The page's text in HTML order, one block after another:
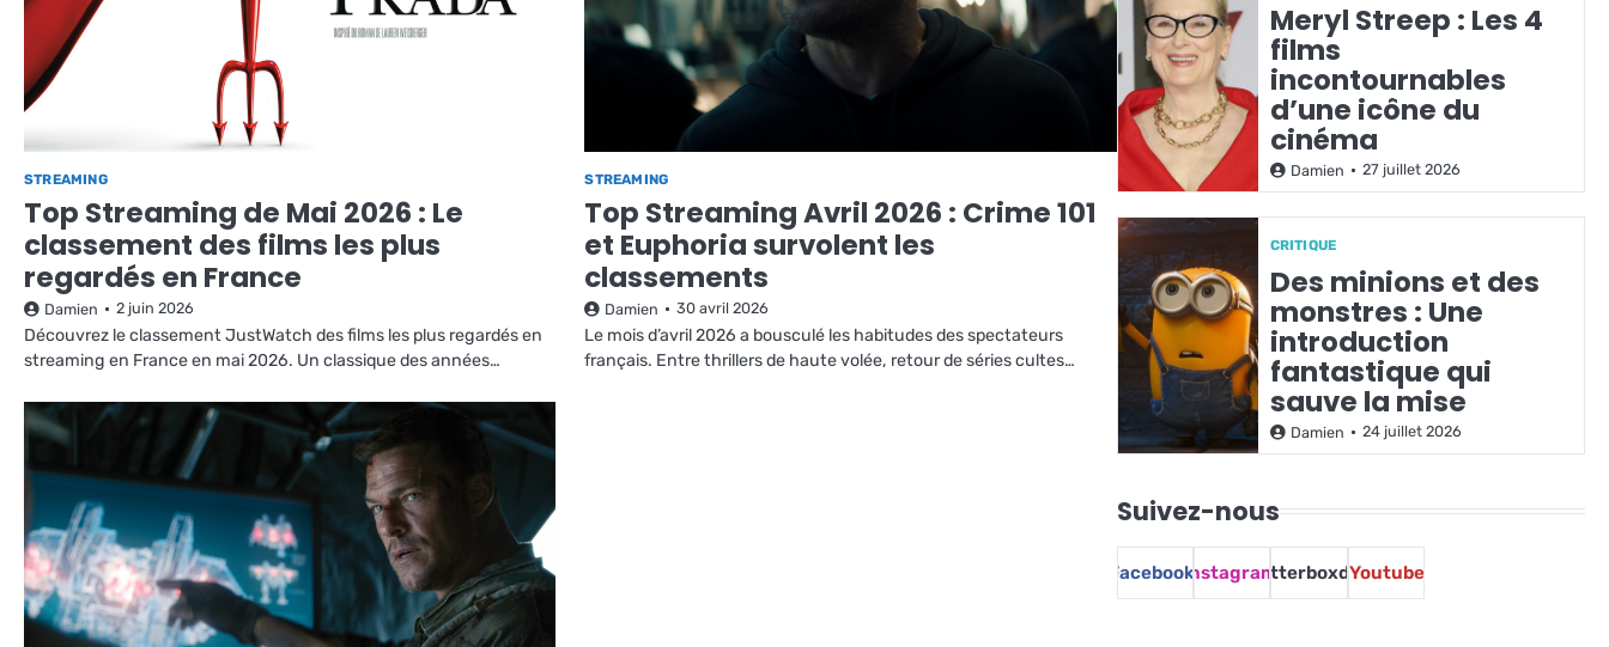
STREAMING
Top Streaming de Mai 2026 : Le
classement des films les plus
regardés en France
Damien 2 juin 2026
Découvrez le classement JustWatch des films les plus regardés en
streaming en France en mai 2026. Un classique des années…
STREAMING
Top Streaming Avril 2026 : Crime 101
et Euphoria survolent les
classements
Damien 30 avril 2026
Le mois d’avril 2026 a bousculé les habitudes des spectateurs
français. Entre thrillers de haute volée, retour de séries cultes…
Meryl Streep : Les 4
films
incontournables
d’une icône du
cinéma
Damien 27 juillet 2026
CRITIQUE
Des minions et des
monstres : Une
introduction
fantastique qui
sauve la mise
Damien 24 juillet 2026
Suivez-nous
FacebookInstagramLetterboxdYoutube